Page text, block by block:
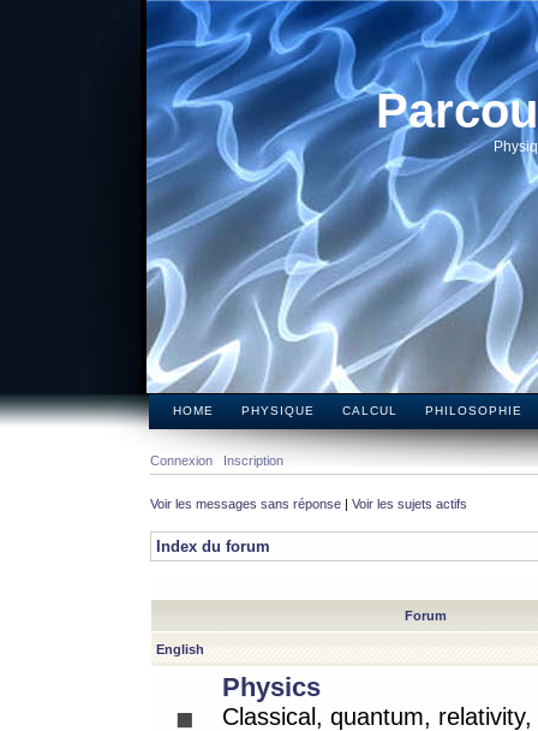
HOME PHYSIQUE CALCUL PHILOSOPHIE
Connexion Inscription
Voir les messages sans réponse | Voir les sujets actifs
Index du forum
Forum
English
Physics
Classical, quantum,